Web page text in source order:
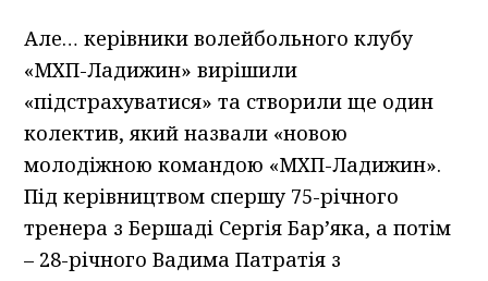
Але… керівники волейбольного клубу
«МХП-Ладижин» вирішили
«підстрахуватися» та створили ще один
колектив, який назвали «новою
молодіжною командою «МХП-Ладижин».
Під керівництвом спершу 75-річного
тренера з Бершаді Сергія Бар’яка, а потім
– 28-річного Вадима Патратія з